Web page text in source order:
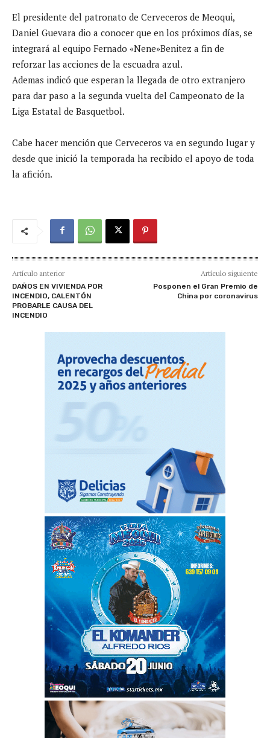
El presidente del patronato de Cerveceros de Meoqui,
Daniel Guevara dio a conocer que en los próximos días, se
integrará al equipo Fernado «Nene»Benitez a fin de
reforzar las acciones de la escuadra azul.
Ademas indicó que esperan la llegada de otro extranjero
para dar paso a la segunda vuelta del Campeonato de la
Liga Estatal de Basquetbol.
Cabe hacer mención que Cerveceros va en segundo lugar y
desde que inició la temporada ha recibido el apoyo de toda
la afición.
Artículo anterior
DAÑOS EN VIVIENDA POR
INCENDIO, CALENTÓN
PROBARLE CAUSA DEL
INCENDIO
Artículo siguiente
Posponen el Gran Premio de
China por coronavirus